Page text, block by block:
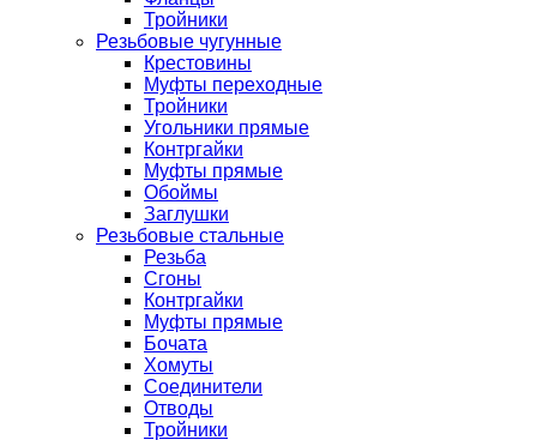
Тройники
Резьбовые чугунные
Крестовины
Муфты переходные
Тройники
Угольники прямые
Контргайки
Муфты прямые
Обоймы
Заглушки
Резьбовые стальные
Резьба
Сгоны
Контргайки
Муфты прямые
Бочата
Хомуты
Соединители
Отводы
Тройники